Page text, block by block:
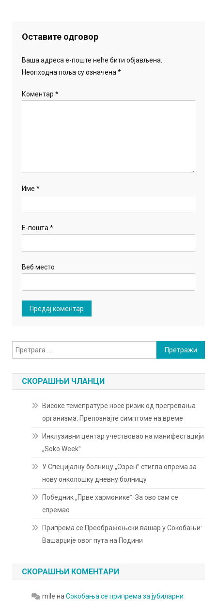
Оставите одговор
Ваша адреса е-поште неће бити објављена.
Неопходна поља су означена*
Коментар*
Име*
Е-пошта*
Веб место
Претрага
за:
СКОРАШЊИ ЧЛАНЦИ
Високе темепратуре носе ризик од прегревања
организма: Препознајте симптоме на време
Инклузивни центар учествовао на манифестацији
„Soko Weekˮ
У Специјалну болницу „Озренˮ стигла опрема за
нову онколошку дневну болницу
Победник „Прве хармоникеˮ: За ово сам се
спремао
Припрема се Преображењски вашар у Сокобањи:
Вашарџије овог пута на Подини
СКОРАШЊИ КОМЕНТАРИ
mile наСокобања се припрема за јубиларни